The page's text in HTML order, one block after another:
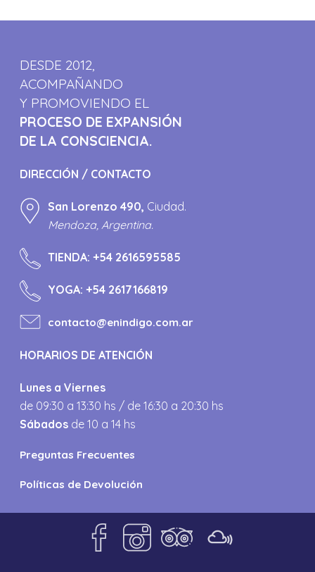
DESDE 2012,
ACOMPAÑANDO
Y PROMOVIENDO EL
PROCESO DE EXPANSIÓN
DE LA CONSCIENCIA.
DIRECCIÓN / CONTACTO
San Lorenzo 490, Ciudad.
Mendoza, Argentina.
TIENDA:+54 2616595585
YOGA:+54 2617166819
contacto@enindigo.com.ar
HORARIOS DE ATENCIÓN
Lunes a Viernes
de 09:30 a 13:30 hs / de 16:30 a 20:30 hs
Sábados de 10 a 14 hs
Preguntas Frecuentes
Políticas de Devolución